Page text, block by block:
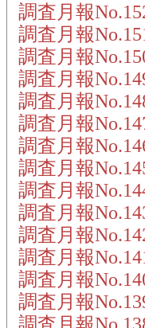
調査月報
調査月報
調査月報
調査月報
調査月報
調査月報
調査月報
調査月報
調査月報
調査月報
調査月報
調査月報
調査月報
調査月報
調査月報